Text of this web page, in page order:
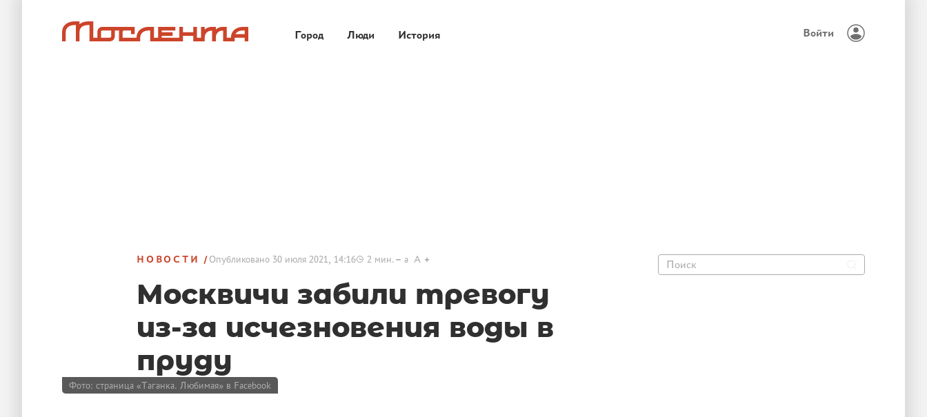
Город Люди История Войти
НОВОСТИ Опубликовано 30 июля 2021, 14:16 2 мин. a A
Москвичи забили тревогу
из-за исчезновения воды в
пруду
Фото: страница «Таганка. Любимая» в Facebook